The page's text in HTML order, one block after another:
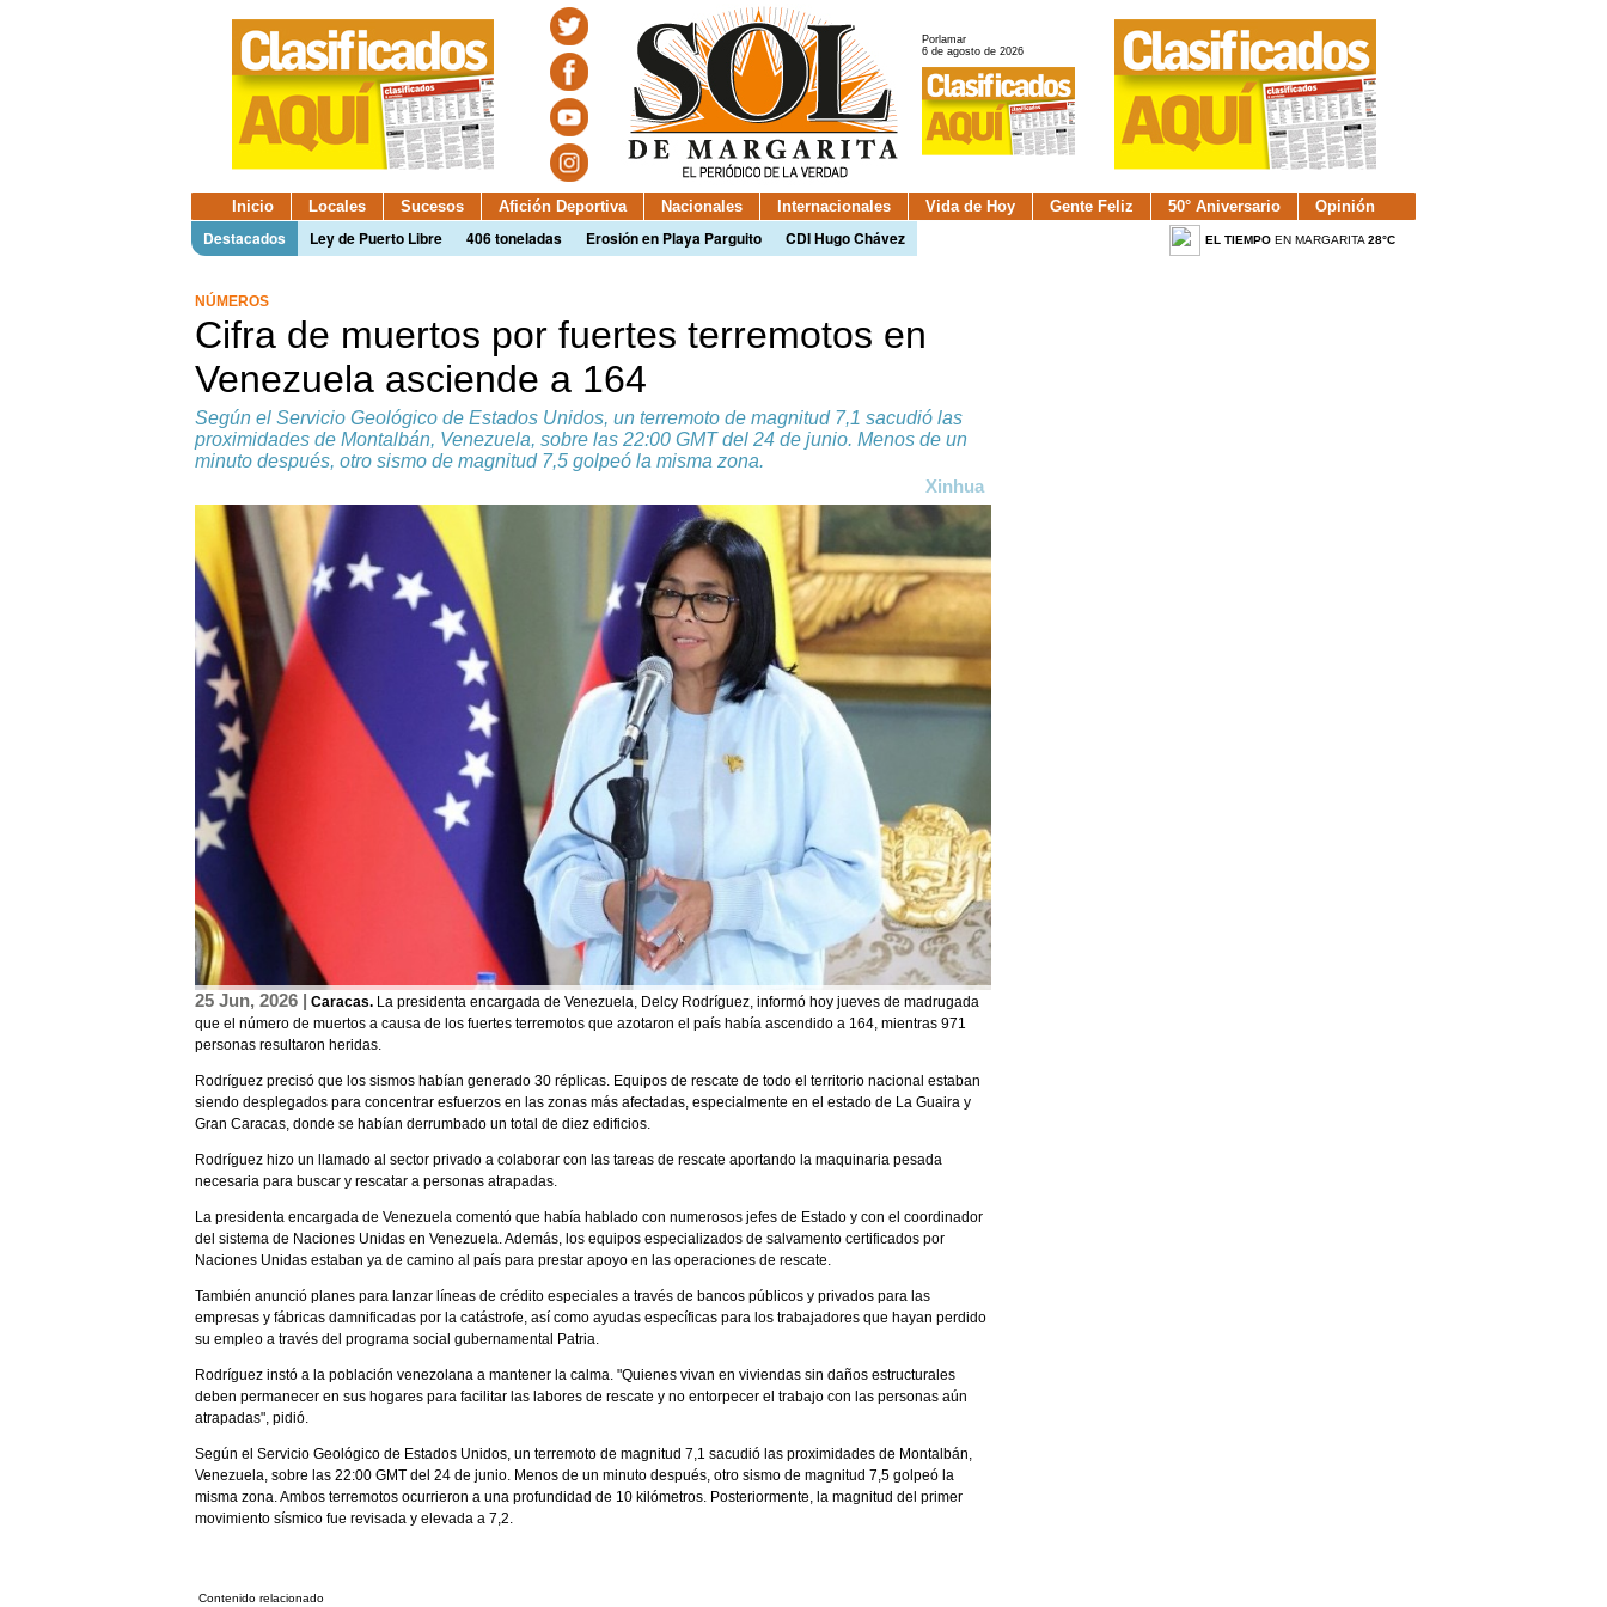
Porlamar
6 de agosto de 2026
Inicio Locales Sucesos Afición Deportiva Nacionales Internacionales Vida de Hoy Gente Feliz 50° Aniversario Opinión
Destacados Ley de Puerto Libre 406 toneladas Erosión en Playa Parguito CDI Hugo Chávez EL TIEMPOEN MARGARITA 28°C
NÚMEROS
Cifra de muertos por fuertes terremotos en
Venezuela asciende a 164
Según el Servicio Geológico de Estados Unidos, un terremoto de magnitud 7,1 sacudió las
proximidades de Montalbán, Venezuela, sobre las 22:00 GMT del 24 de junio. Menos de un
minuto después, otro sismo de magnitud 7,5 golpeó la misma zona.
Xinhua
25 Jun, 2026 | Caracas. La presidenta encargada de Venezuela, Delcy Rodríguez, informó hoy jueves de madrugada
que el número de muertos a causa de los fuertes terremotos que azotaron el país había ascendido a 164, mientras 971
personas resultaron heridas.
Rodríguez precisó que los sismos habían generado 30 réplicas. Equipos de rescate de todo el territorio nacional estaban
siendo desplegados para concentrar esfuerzos en las zonas más afectadas, especialmente en el estado de La Guaira y
Gran Caracas, donde se habían derrumbado un total de diez edificios.
Rodríguez hizo un llamado al sector privado a colaborar con las tareas de rescate aportando la maquinaria pesada
necesaria para buscar y rescatar a personas atrapadas.
La presidenta encargada de Venezuela comentó que había hablado con numerosos jefes de Estado y con el coordinador
del sistema de Naciones Unidas en Venezuela. Además, los equipos especializados de salvamento certificados por
Naciones Unidas estaban ya de camino al país para prestar apoyo en las operaciones de rescate.
También anunció planes para lanzar líneas de crédito especiales a través de bancos públicos y privados para las
empresas y fábricas damnificadas por la catástrofe, así como ayudas específicas para los trabajadores que hayan perdido
su empleo a través del programa social gubernamental Patria.
Rodríguez instó a la población venezolana a mantener la calma. "Quienes vivan en viviendas sin daños estructurales
deben permanecer en sus hogares para facilitar las labores de rescate y no entorpecer el trabajo con las personas aún
atrapadas", pidió.
Según el Servicio Geológico de Estados Unidos, un terremoto de magnitud 7,1 sacudió las proximidades de Montalbán,
Venezuela, sobre las 22:00 GMT del 24 de junio. Menos de un minuto después, otro sismo de magnitud 7,5 golpeó la
misma zona. Ambos terremotos ocurrieron a una profundidad de 10 kilómetros. Posteriormente, la magnitud del primer
movimiento sísmico fue revisada y elevada a 7,2.
Contenido relacionado